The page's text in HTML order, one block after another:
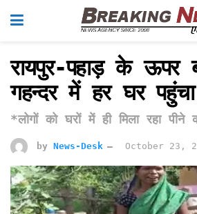
रायपुर-पहाड़ के ऊपर
गहन्दर में हर घर
*लोगों को घरों में ही मिला रहा पीने
by News-Desk October 23,